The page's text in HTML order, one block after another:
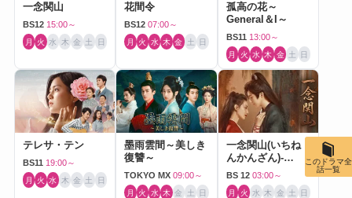
一念関山
BS12 15:00～
月 火 水 木 金 土 日
花間令
BS12 07:00～
月 火 水 木 金 土 日
孤高の花～
General＆I～
BS11 13:00～
月 火 水 木 金 土 日
テレサ・テン
BS11 19:00～
月 火 水 木 金 土 日
墨雨雲間～美しき
復讐～
TOKYO MX 09:00～
月 火 水 木 金 土 日
一念関山(いちね
んかんざん)-
Journey to Love-
BS 12 03:00～
月 火 水 木 金 土 日
このドラマ全
話一覧